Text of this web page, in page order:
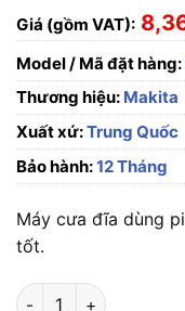
Giá (gồm VAT):
Model / Mã đặt hàng:
Thương hiệu: Makita
Xuất xứ:Trung Quốc
Bảo hành:12 Tháng
Máy cưa đĩa dùng
tốt.
Máy cưa đĩa dùng pin